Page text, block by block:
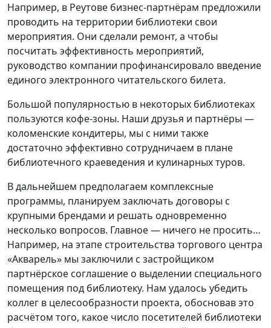
Например, в Реутове бизнес-партнёрам предложили
проводить на территории библиотеки свои
мероприятия. Они сделали ремонт, а чтобы
посчитать эффективность мероприятий,
руководство компании профинансировало введение
единого электронного читательского билета.
Большой популярностью в некоторых библиотеках
пользуются кофе-зоны. Наши друзья и партнёры —
коломенские кондитеры, мы с ними также
достаточно эффективно сотрудничаем в плане
библиотечного краеведения и кулинарных туров.
В дальнейшем предполагаем комплексные
программы, планируем заключать договоры с
крупными брендами и решать одновременно
несколько вопросов. Главное — ничего не просить…
Например, на этапе строительства торгового центра
«Акварель» мы заключили с застройщиком
партнёрское соглашение о выделении специального
помещения под библиотеку. Нам удалось убедить
коллег в целесообразности проекта, обосновав это
расчётом того, какое число посетителей библиотеки